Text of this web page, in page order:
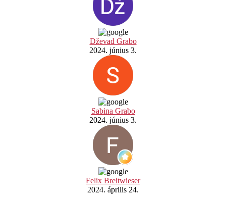
Dževad Grabo
2024. június 3.
Sabina Grabo
2024. június 3.
Felix Breitwieser
2024. április 24.